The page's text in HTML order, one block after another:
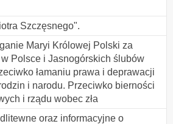
Szczęsnego".
Maryi Królowej Polski za
Polsce i Jasnogórskich ślubów
łamaniu prawa i deprawacji
i narodu. Przeciwko bierności
i rządu wobec zła
oraz informacyjne o